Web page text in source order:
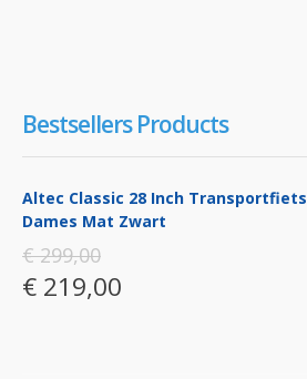
Bestsellers Products
Altec Classic 28 Inch Transportfiets
Dames Mat Zwart
€ 299,00
€ 219,00